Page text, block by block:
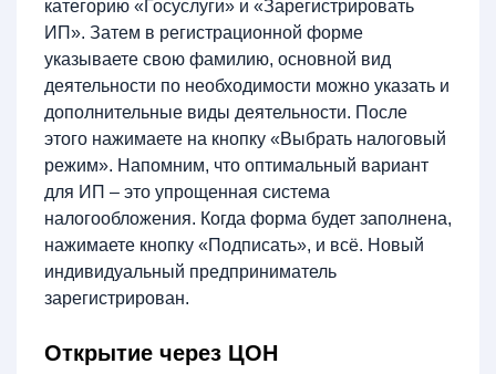
категорию «Госуслуги» и «Зарегистрировать
ИП». Затем в регистрационной форме
указываете свою фамилию, основной вид
деятельности по необходимости можно указать и
дополнительные виды деятельности. После
этого нажимаете на кнопку «Выбрать налоговый
режим». Напомним, что оптимальный вариант
для ИП – это упрощенная система
налогообложения. Когда форма будет заполнена,
нажимаете кнопку «Подписать», и всё. Новый
индивидуальный предприниматель
зарегистрирован.
Открытие через ЦОН